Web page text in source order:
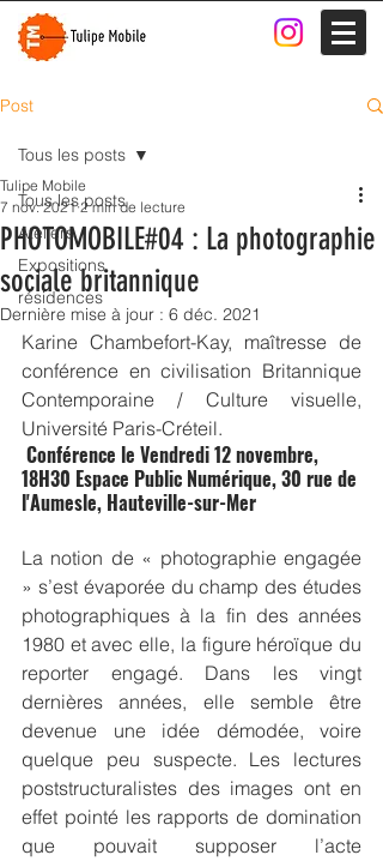
Post
Tous les posts
Ateliers
Expositions
résidences
Tous les posts
PHOTOMOBILE#04 : La photographie
sociale britannique
Tulipe Mobile
7 nov. 2021 2 min de lecture
Dernière mise à jour : 6 déc. 2021
Karine Chambefort-Kay, maîtresse de
conférence en civilisation Britannique
Contemporaine / Culture visuelle,
Université Paris-Créteil.
18H30 Espace Public Numérique, 30 rue de
l'Aumesle, Hauteville-sur-Mer
La notion de « photographie engagée
» s’est évaporée du champ des études
photographiques à la fin des années
1980 et avec elle, la figure héroïque du
reporter engagé. Dans les vingt
dernières années, elle semble être
devenue une idée démodée, voire
quelque peu suspecte. Les lectures
poststructuralistes des images ont en
effet pointé les rapports de domination
que pouvait supposer l’acte